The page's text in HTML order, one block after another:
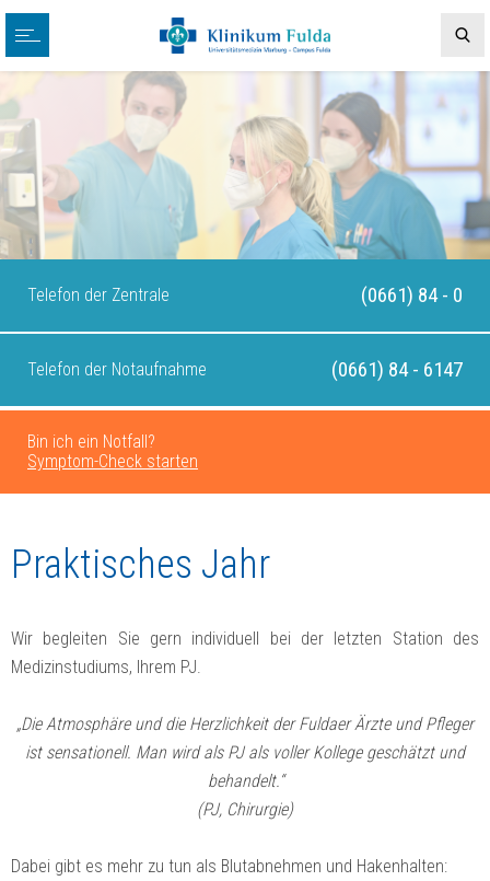
Telefon der Zentrale (0661) 84 - 0
Telefon der Notaufnahme (0661) 84 - 6147
Bin ich ein Notfall?
Symptom-Check starten
Praktisches Jahr
Wir begleiten Sie gern individuell bei der letzten Station des
Medizinstudiums, Ihrem PJ.
„Die Atmosphäre und die Herzlichkeit der Fuldaer Ärzte und Pfleger
ist sensationell. Man wird als PJ als voller Kollege geschätzt und
behandelt.“
(PJ, Chirurgie)
Dabei gibt es mehr zu tun als Blutabnehmen und Hakenhalten: